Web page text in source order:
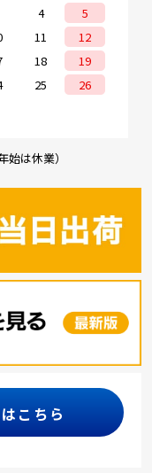
4
5
11
12
18
19
25
26
は休業）
こちら